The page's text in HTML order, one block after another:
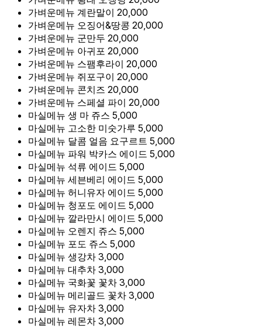
가벼운메뉴 계란말이 20,000
가벼운메뉴 오징어&땅콩 20,000
가벼운메뉴 군만두 20,000
가벼운메뉴 아귀포 20,000
가벼운메뉴 스팸후라이 20,000
가벼운메뉴 쥐포구이 20,000
가벼운메뉴 콘치즈 20,000
가벼운메뉴 스페셜 파이 20,000
마실메뉴 생 마 쥬스 5,000
마실메뉴 고소한 미숫가루 5,000
마실메뉴 달콤 얼음 요구르트 5,000
마실메뉴 파워 박카스 에이드 5,000
마실메뉴 석류 에이드 5,000
마실메뉴 세븐베리 에이드 5,000
마실메뉴 허니유자 에이드 5,000
마실메뉴 청포도 에이드 5,000
마실메뉴 깔라만시 에이드 5,000
마실메뉴 오렌지 쥬스 5,000
마실메뉴 포도 쥬스 5,000
마실메뉴 생강차 3,000
마실메뉴 대추차 3,000
마실메뉴 국화꽃 꽃차 3,000
마실메뉴 메리골드 꽃차 3,000
마실메뉴 유자차 3,000
마실메뉴 레몬차 3,000